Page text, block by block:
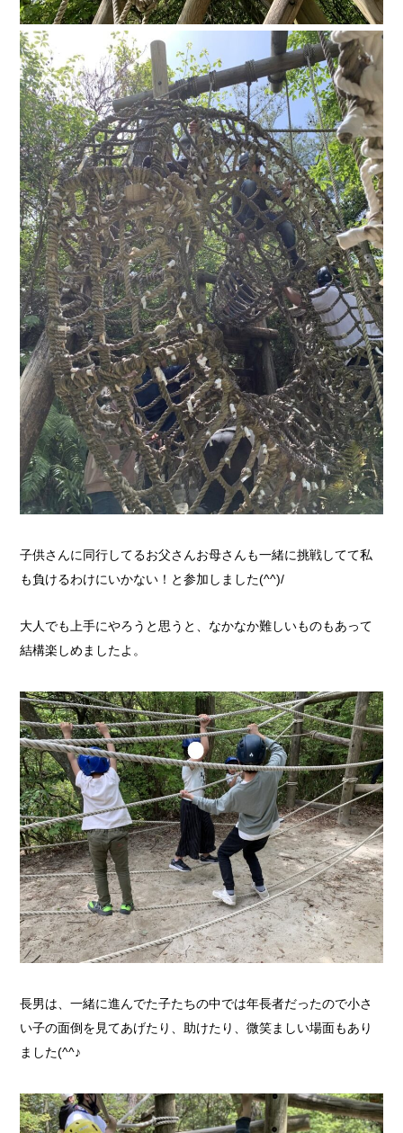
子供さんに同行してるお父さんお母さんも一緒に挑戦してて私
も負けるわけにいかない！と参加しました(^^)/
大人でも上手にやろうと思うと、なかなか難しいものもあって
結構楽しめましたよ。
長男は、一緒に進んでた子たちの中では年長者だったので小さ
い子の面倒を見てあげたり、助けたり、微笑ましい場面もあり
ました(^^♪